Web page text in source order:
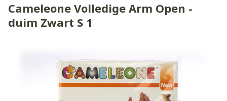
Cameleone Volledige Arm Open -
duim Zwart S 1